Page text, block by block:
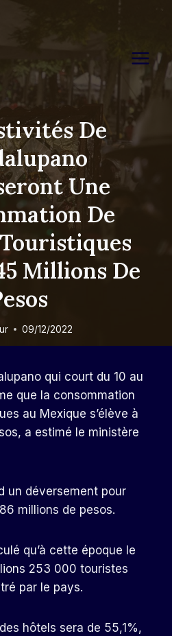
De
Une
De
Millions De
09/12/2022
qui court du 10 au
que la consommation
au Mexique s’élève à
a estimé le ministère
un déversement pour
millions de pesos.
qu’à cette époque le
253 000 touristes
par le pays.
hôtels sera de 55,1%,